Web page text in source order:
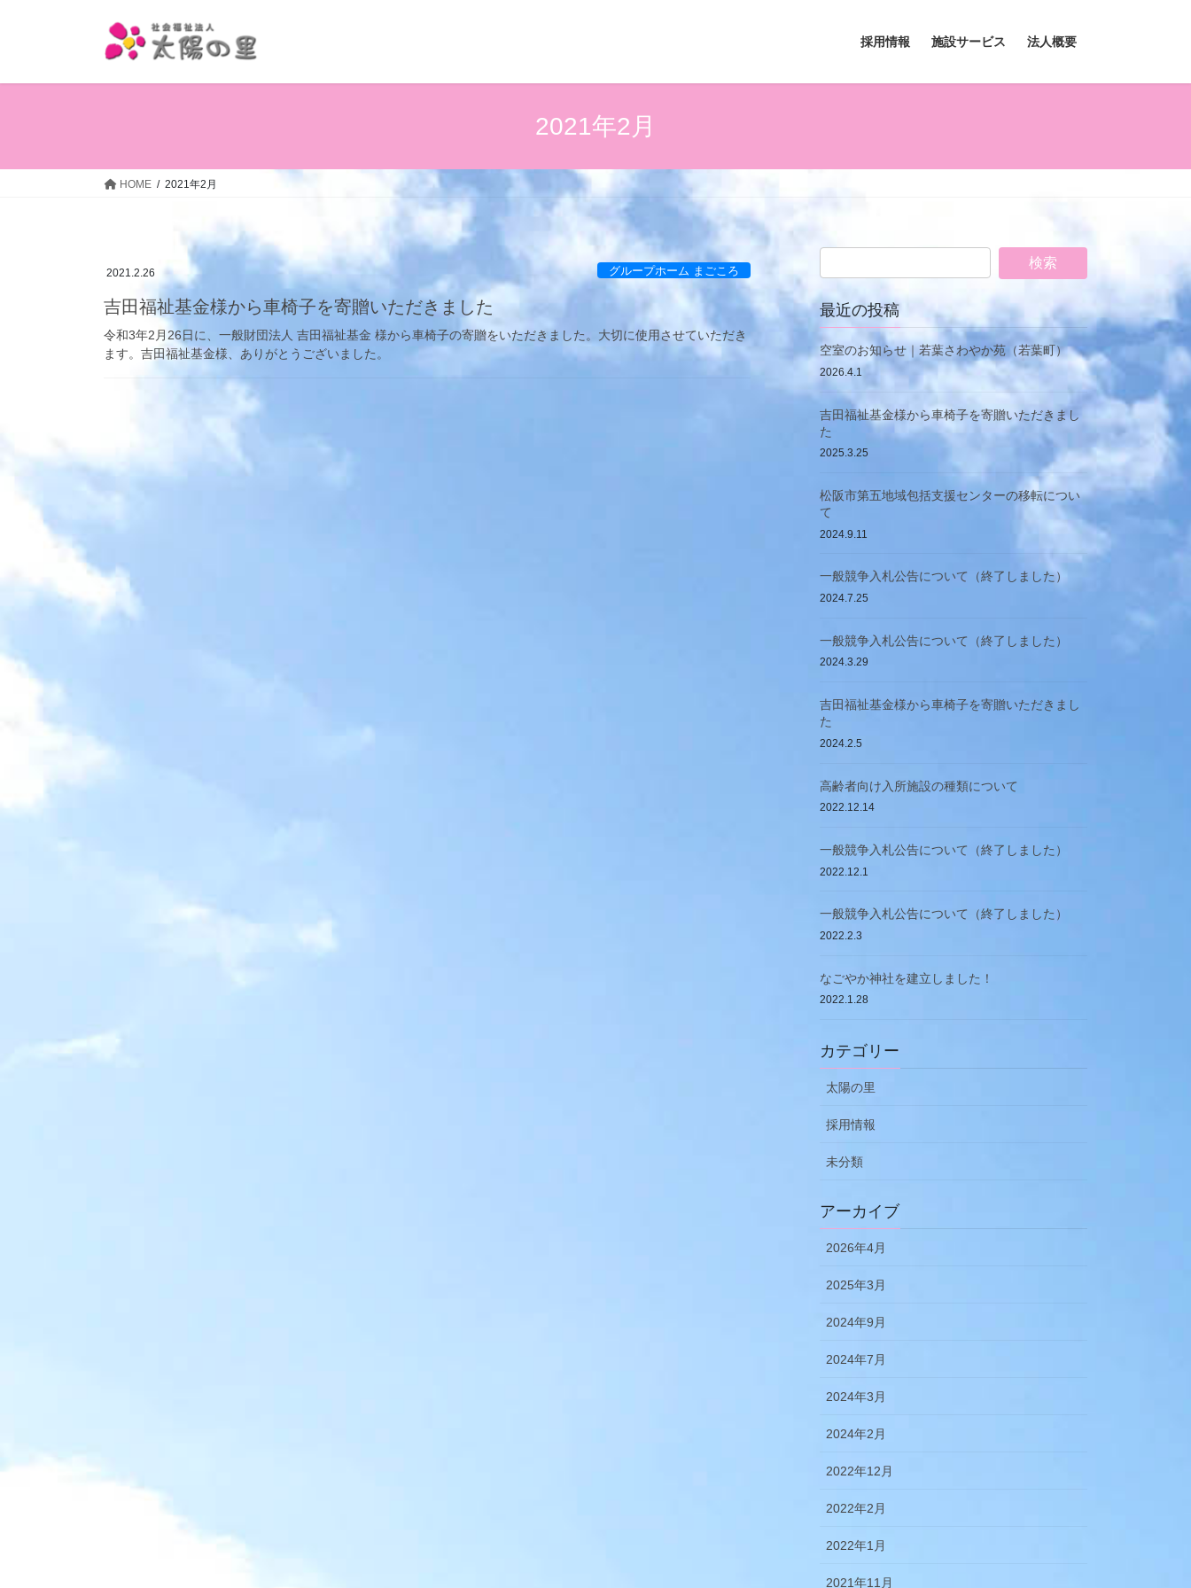
採用情報 施設サービス 法人概要
2021年2月
HOME 2021年2月
2021.2.26 グループホーム まごころ
吉田福祉基金様から車椅子を寄贈いただきました
令和3年2月26日に、一般財団法人 吉田福祉基金 様から車椅子の寄贈をいただきました。大切に使用させていただき
ます。吉田福祉基金様、ありがとうございました。
最近の投稿
空室のお知らせ｜若葉さわやか苑（若葉町）
2026.4.1
吉田福祉基金様から車椅子を寄贈いただきまし
た
2025.3.25
松阪市第五地域包括支援センターの移転につい
て
2024.9.11
一般競争入札公告について（終了しました）
2024.7.25
一般競争入札公告について（終了しました）
2024.3.29
吉田福祉基金様から車椅子を寄贈いただきまし
た
2024.2.5
高齢者向け入所施設の種類について
2022.12.14
一般競争入札公告について（終了しました）
2022.12.1
一般競争入札公告について（終了しました）
2022.2.3
なごやか神社を建立しました！
2022.1.28
カテゴリー
太陽の里
採用情報
未分類
アーカイブ
2026年4月
2025年3月
2024年9月
2024年7月
2024年3月
2024年2月
2022年12月
2022年2月
2022年1月
2021年11月